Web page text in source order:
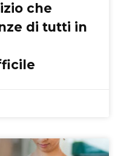
che
di tutti in